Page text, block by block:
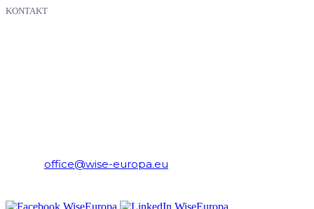
KONTAKT
office@wise-europa.eu